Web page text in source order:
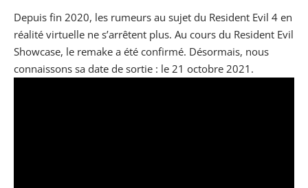
Depuis fin 2020, les rumeurs au sujet du Resident Evil 4 en
réalité virtuelle ne s’arrêtent plus. Au cours du Resident Evil
Showcase, le remake a été confirmé. Désormais, nous
connaissons sa date de sortie : le 21 octobre 2021.